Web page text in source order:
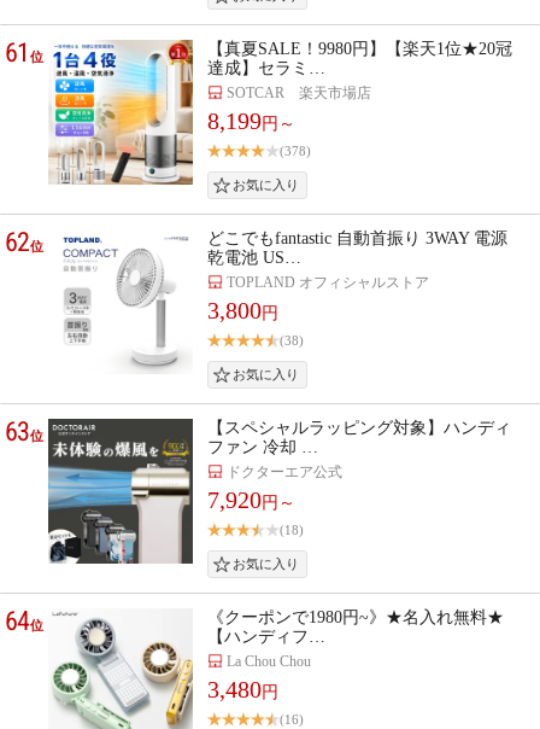
61位
【真夏SALE！9980円】【楽天1位★20冠
達成】セラミ…
SOTCAR 楽天市場店
8,199円～
(378)
62位
どこでもfantastic 自動首振り 3WAY 電源
乾電池 US…
TOPLAND オフィシャルストア
3,800円
(38)
63位
【スペシャルラッピング対象】ハンディ
ファン 冷却 …
ドクターエア公式
7,920円～
(18)
64位
《クーポンで1980円~》★名入れ無料★
【ハンディフ…
La Chou Chou
3,480円
(16)